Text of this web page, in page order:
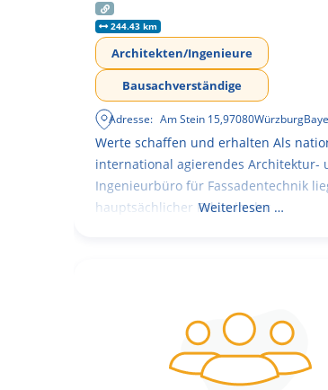
244.43 km
Architekten/Ingenieure
Bausachverständige
Adresse: Am Stein 15,97080Würzburg
Werte schaffen und erhalten Als
international agierendes Architektur-
Ingenieurbüro für Fassadentechnik
hauptsächlicher Fokus in der
Weiterlesen …